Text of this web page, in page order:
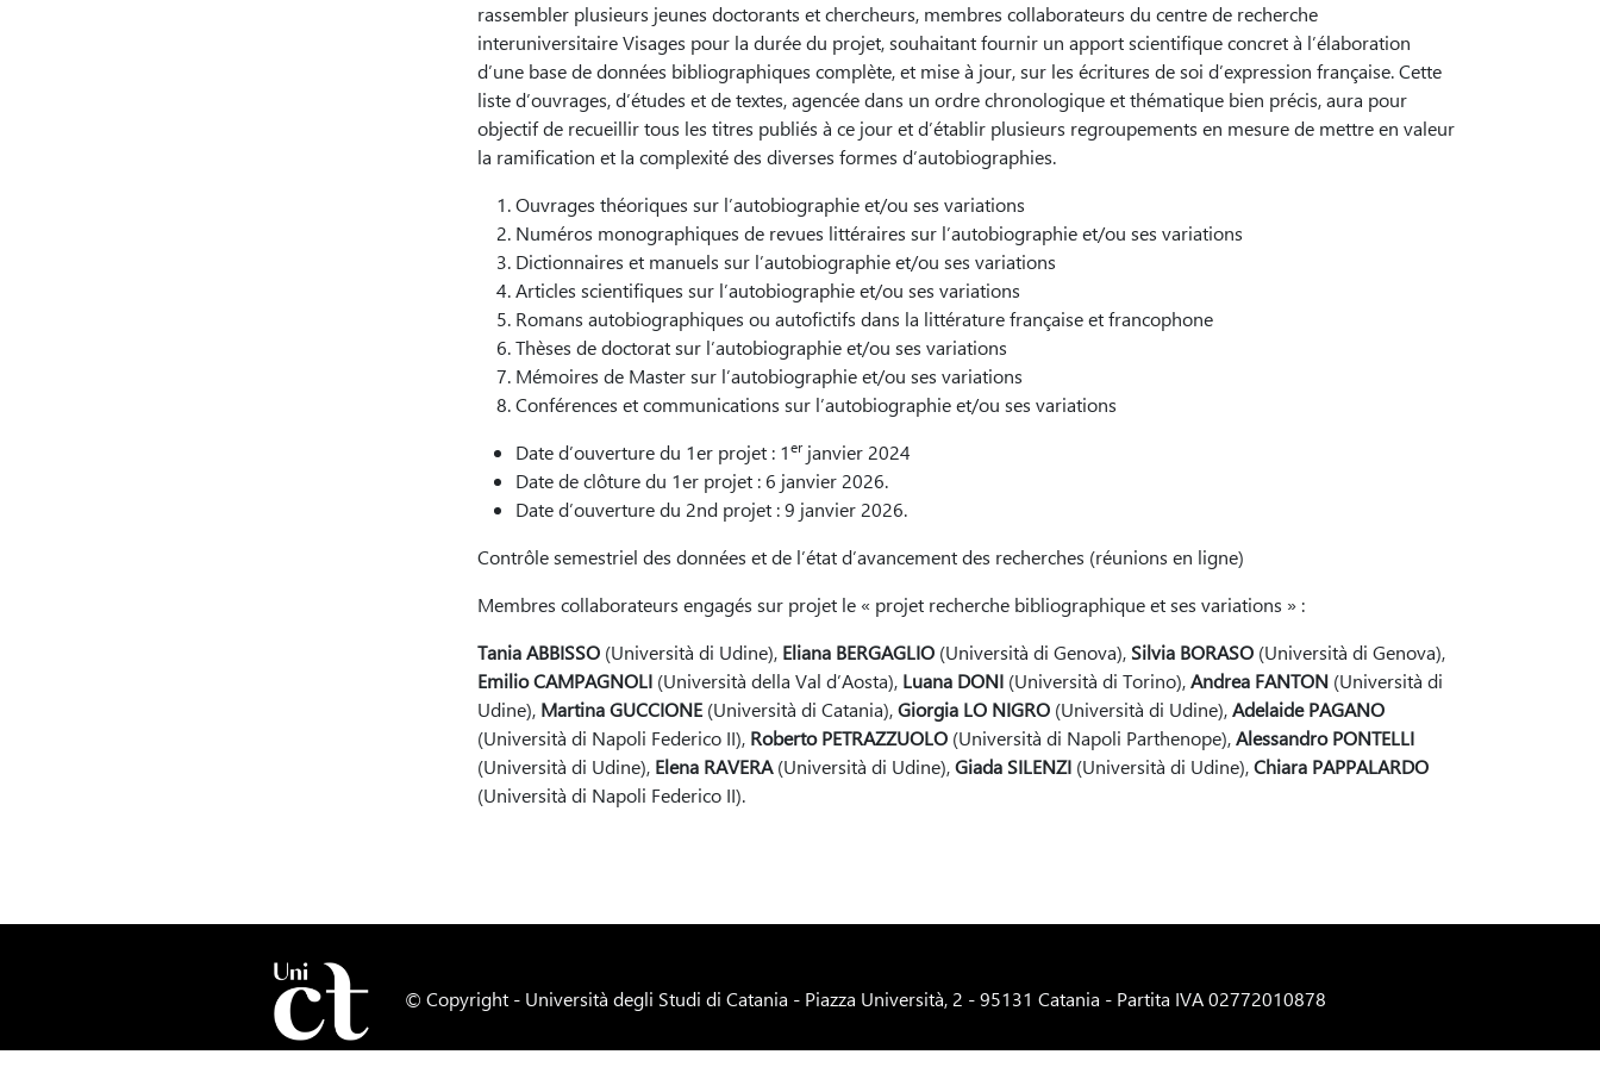
rassembler plusieurs jeunes doctorants et chercheurs, membres collaborateurs du centre de recherche
interuniversitaire Visages pour la durée du projet, souhaitant fournir un apport scientifique concret à l’élaboration
d’une base de données bibliographiques complète, et mise à jour, sur les écritures de soi d’expression française. Cette
liste d’ouvrages, d’études et de textes, agencée dans un ordre chronologique et thématique bien précis, aura pour
objectif de recueillir tous les titres publiés à ce jour et d’établir plusieurs regroupements en mesure de mettre en valeur
la ramification et la complexité des diverses formes d’autobiographies.
Ouvrages théoriques sur l’autobiographie et/ou ses variations
Numéros monographiques de revues littéraires sur l’autobiographie et/ou ses variations
Dictionnaires et manuels sur l’autobiographie et/ou ses variations
Articles scientifiques sur l’autobiographie et/ou ses variations
Romans autobiographiques ou autofictifs dans la littérature française et francophone
Thèses de doctorat sur l’autobiographie et/ou ses variations
Mémoires de Master sur l’autobiographie et/ou ses variations
Conférences et communications sur l’autobiographie et/ou ses variations
Date d’ouverture du 1er projet : 1 er janvier 2024
Date de clôture du 1er projet : 6 janvier 2026.
Date d’ouverture du 2nd projet : 9 janvier 2026.
Contrôle semestriel des données et de l’état d’avancement des recherches (réunions en ligne)
Membres collaborateurs engagés sur projet le « projet recherche bibliographique et ses variations » :
Tania ABBISSO (Università di Udine), Eliana BERGAGLIO (Università di Genova), Silvia BORASO (Università di Genova),
Emilio CAMPAGNOLI (Università della Val d’Aosta), Luana DONI (Università di Torino),Andrea FANTON (Università di
Udine), Martina GUCCIONE (Università di Catania),Giorgia LO NIGRO (Università di Udine),Adelaide PAGANO
(Università di Napoli Federico II), Roberto PETRAZZUOLO (Università di Napoli Parthenope),Alessandro PONTELLI
(Università di Udine), Elena RAVERA(Università di Udine),Giada SILENZI (Università di Udine),Chiara PAPPALARDO
(Università di Napoli Federico II).
© Copyright - Università degli Studi di Catania - Piazza Università, 2 - 95131 Catania - Partita IVA 02772010878